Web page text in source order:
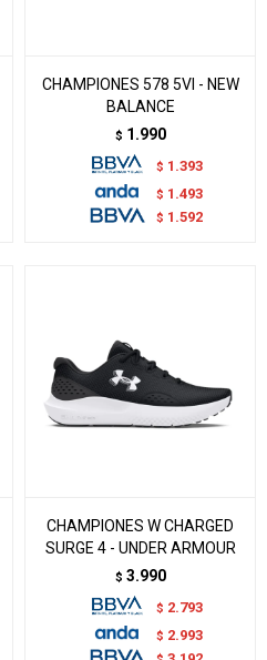
CHAMPIONES 578 5VI - NEW
BALANCE
$ 1.990
$ 1.393
$ 1.493
$ 1.592
CHAMPIONES W CHARGED
SURGE 4 - UNDER ARMOUR
$ 3.990
$ 2.793
$ 2.993